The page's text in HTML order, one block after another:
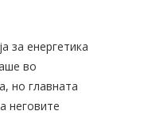
за енергетика
во
но главната
неговите